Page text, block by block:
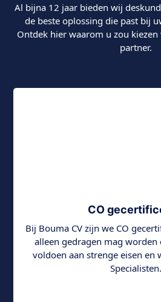
Al bijna 12 jaar bieden wij
de beste oplossing die past bij
Ontdek hier waarom u zou
partner.
CO
Bij Bouma CV zijn we CO
alleen gedragen mag
voldoen aan strenge eisen en
Specialisten.